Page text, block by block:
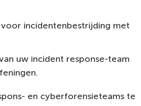
incidentenbestrijding met
uw incident response-team
en cyberforensieteams te